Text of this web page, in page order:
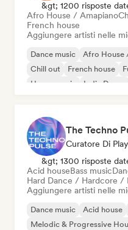
&gt; 1200 risposte
Afro House / Amapiano
French house
Aggiungere artisti nelle
Dance music Afro House
Chill out
French house
House music
Indie Dance
The Techno
Curatore Di
&gt; 1300 risposte
Acid houseBass music
Hard Dance / Hardcore /
Aggiungere artisti nelle
Dance music Acid house
Melodic & Progressive